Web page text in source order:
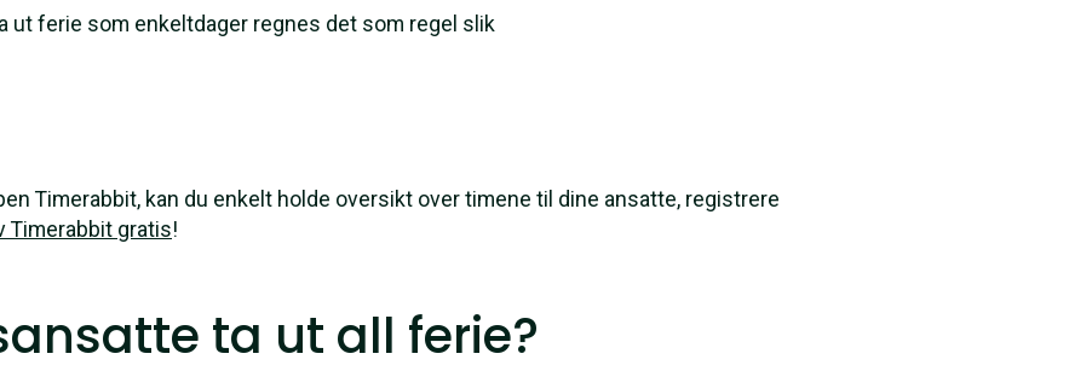
ut ferie som enkeltdager regnes det som regel slik
Timerabbit, kan du enkelt holde oversikt over timene til dine ansatte, registrere
Timerabbit gratis!
ta ut all ferie?